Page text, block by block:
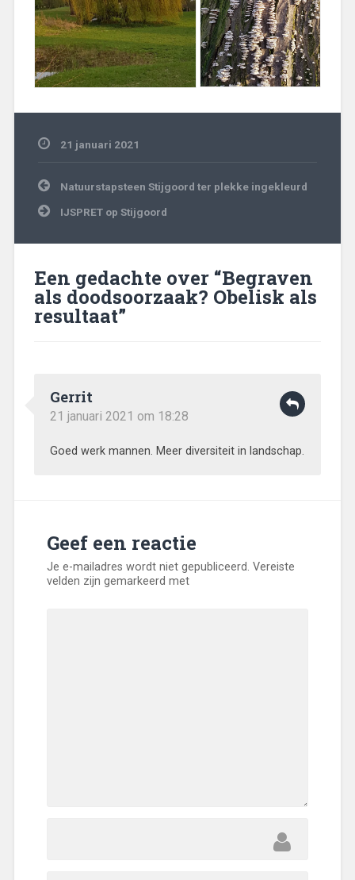
21 januari 2021
Bericht
navigatie
Natuurstapsteen Stijgoord ter plekke ingekleurd
IJSPRET op Stijgoord
Een gedachte over “Begraven
als doodsoorzaak? Obelisk als
resultaat”
Gerrit
21 januari 2021 om 18:28
Goed werk mannen. Meer diversiteit in landschap.
Geef een reactie
Je e-mailadres wordt niet gepubliceerd. Vereiste
velden zijn gemarkeerd met